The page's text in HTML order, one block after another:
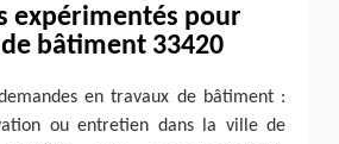
expérimentés pour
bâtiment 33420
en travaux de bâtiment :
ou entretien dans la ville de